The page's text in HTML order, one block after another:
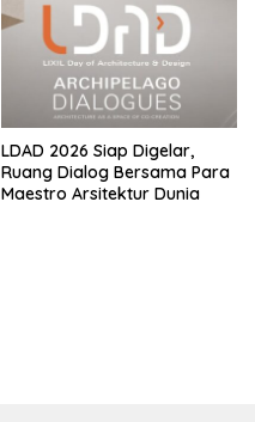
LDAD 2026 Siap Digelar,
Ruang Dialog Bersama Para
Maestro Arsitektur Dunia